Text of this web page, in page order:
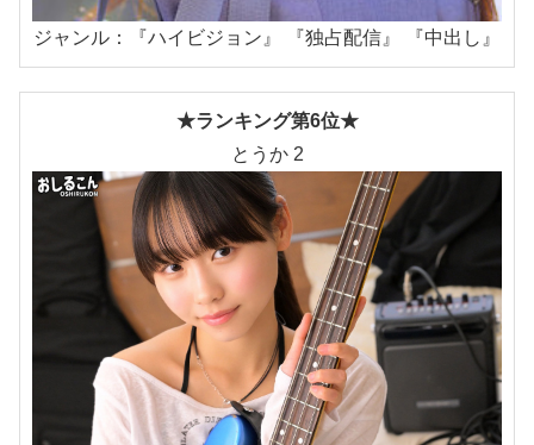
ジャンル：『ハイビジョン』 『独占配信』 『中出し』
★ランキング第6位★
とうか 2